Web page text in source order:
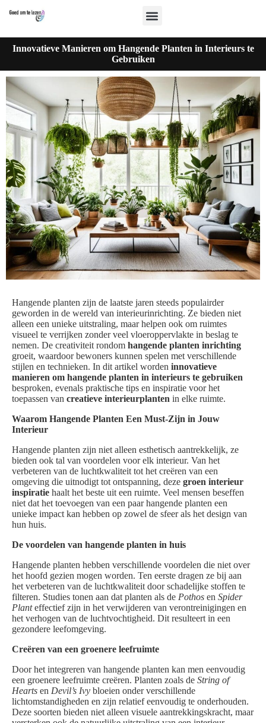
Innovatieve Manieren om Hangende Planten in Interieurs te
Gebruiken
Hangende planten zijn de laatste jaren steeds populairder
geworden in de wereld van interieurinrichting. Ze bieden niet
alleen een unieke uitstraling, maar helpen ook om ruimtes
visueel te verrijken zonder veel vloeroppervlakte in beslag te
nemen. De creativiteit rondom hangende planten inrichting
groeit, waardoor bewoners kunnen spelen met verschillende
stijlen en technieken. In dit artikel worden innovatieve
manieren om hangende planten in interieurs te gebruiken
besproken, evenals praktische tips en inspiratie voor het
toepassen van creatieve interieurplanten in elke ruimte.
Waarom Hangende Planten Een Must-Zijn in Jouw
Interieur
Hangende planten zijn niet alleen esthetisch aantrekkelijk, ze
bieden ook tal van voordelen voor elk interieur. Van het
verbeteren van de luchtkwaliteit tot het creëren van een
omgeving die uitnodigt tot ontspanning, deze groen interieur
inspiratie haalt het beste uit een ruimte. Veel mensen beseffen
niet dat het toevoegen van een paar hangende planten een
unieke impact kan hebben op zowel de sfeer als het design van
hun huis.
De voordelen van hangende planten in huis
Hangende planten hebben verschillende voordelen die niet over
het hoofd gezien mogen worden. Ten eerste dragen ze bij aan
het verbeteren van de luchtkwaliteit door schadelijke stoffen te
filteren. Studies tonen aan dat planten als de Pothos en Spider
Planteffectief zijn in het verwijderen van verontreinigingen en
het verhogen van de luchtvochtigheid. Dit resulteert in een
gezondere leefomgeving.
Creëren van een groenere leefruimte
Door het integreren van hangende planten kan men eenvoudig
een groenere leefruimte creëren. Planten zoals de String of
Hearts en Devil’s Ivy bloeien onder verschillende
lichtomstandigheden en zijn relatief eenvoudig te onderhouden.
Deze soorten bieden niet alleen visuele aantrekkingskracht, maar